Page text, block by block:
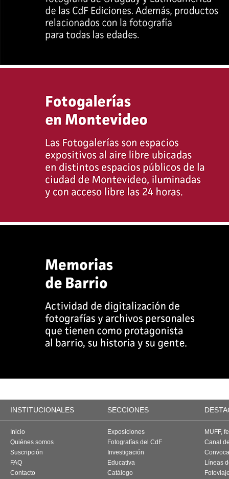
INSTITUCIONALES SECCIONES
Inicio
Quiénes somos
Suscripción
FAQ
Contacto
Exposiciones
Fotografías del CdF
Investigación
Educativa
Catálogo
MUFF,
Canal
Líneas